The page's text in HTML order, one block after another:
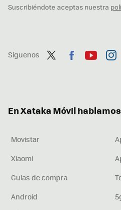
Suscribiéndote aceptas nuestra
Síguenos
En Xataka Móvil
Movistar
Xiaomi
Guías de compra
Android